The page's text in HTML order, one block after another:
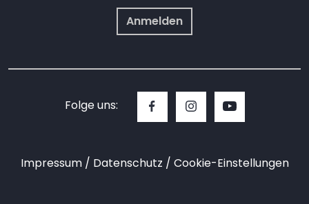
Anmelden
Folge uns:
Impressum Datenschutz Cookie-Einstellungen